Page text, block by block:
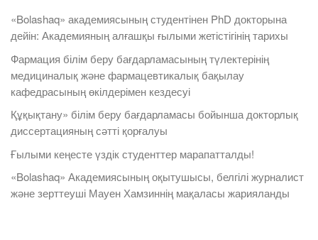
«Bolashaq» академиясының студентінен PhD докторына
дейін: Академияның алғашқы ғылыми жетістігінің тарихы
Фармация білім беру бағдарламасының түлектерінің
медициналық және фармацевтикалық бақылау
кафедрасының өкілдерімен кездесуі
Құқықтану» білім беру бағдарламасы бойынша докторлық
диссертацияның сәтті қорғалуы
Ғылыми кеңесте үздік студенттер марапатталды!
«Bolashaq» Академиясының оқытушысы, белгілі журналист
және зерттеуші Мауен Хамзиннің мақаласы жарияланды